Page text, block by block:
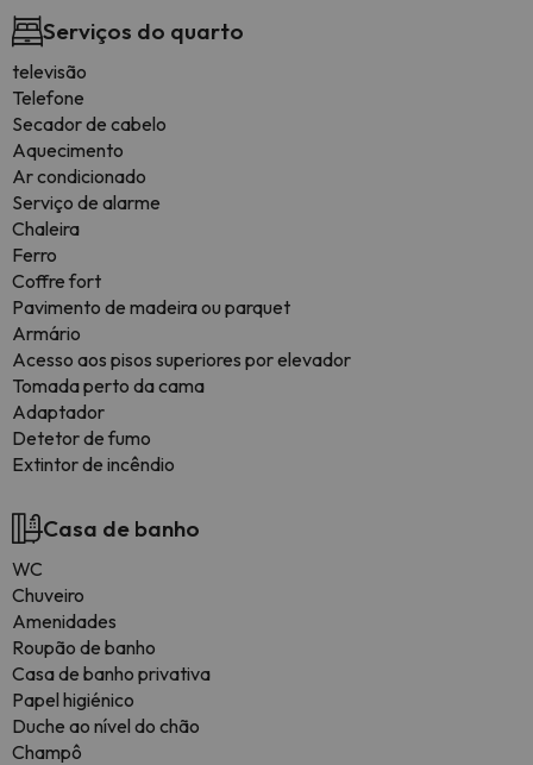
Serviços do quarto
televisão
Telefone
Secador de cabelo
Aquecimento
Ar condicionado
Serviço de alarme
Chaleira
Ferro
Coffre fort
Pavimento de madeira ou parquet
Armário
Acesso aos pisos superiores por elevador
Tomada perto da cama
Adaptador
Detetor de fumo
Extintor de incêndio
Casa de banho
WC
Chuveiro
Amenidades
Roupão de banho
Casa de banho privativa
Papel higiénico
Duche ao nível do chão
Champô